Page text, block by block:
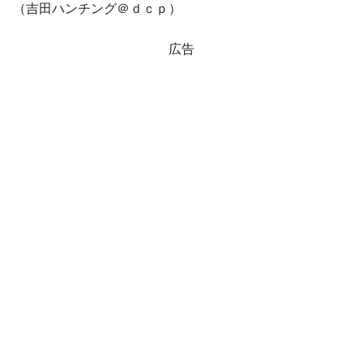
（吉田ハンチング＠ｄｃｐ）
広告